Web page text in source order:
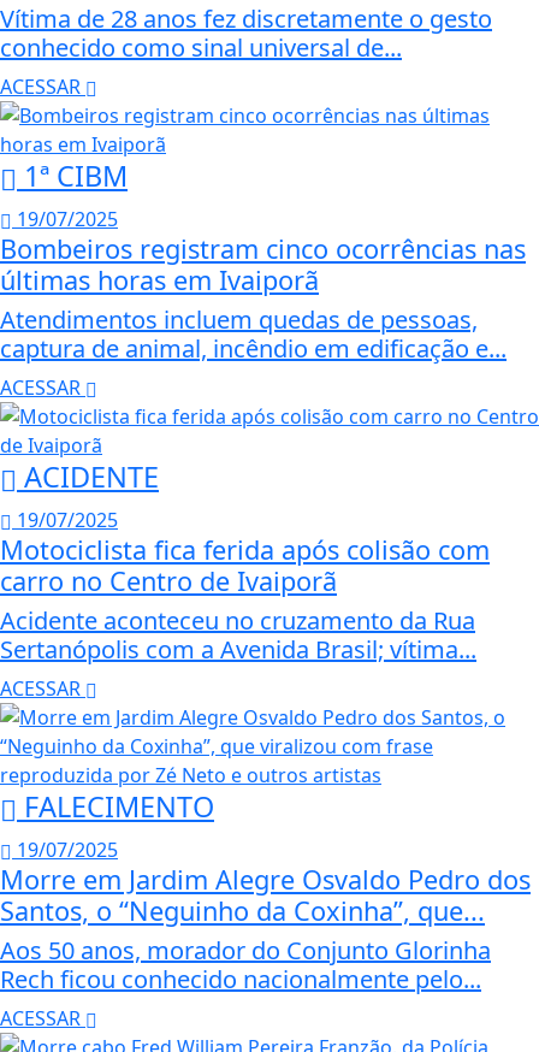
Vítima de 28 anos fez discretamente o gesto
conhecido como sinal universal de...
ACESSAR
1ª CIBM
19/07/2025
Bombeiros registram cinco ocorrências nas
últimas horas em Ivaiporã
Atendimentos incluem quedas de pessoas,
captura de animal, incêndio em edificação e...
ACESSAR
ACIDENTE
19/07/2025
Motociclista fica ferida após colisão com
carro no Centro de Ivaiporã
Acidente aconteceu no cruzamento da Rua
Sertanópolis com a Avenida Brasil; vítima...
ACESSAR
FALECIMENTO
19/07/2025
Morre em Jardim Alegre Osvaldo Pedro dos
Santos, o “Neguinho da Coxinha”, que...
Aos 50 anos, morador do Conjunto Glorinha
Rech ficou conhecido nacionalmente pelo...
ACESSAR